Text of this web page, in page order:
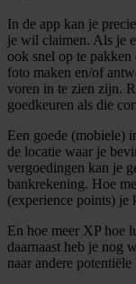
In de app kan je
je wil claimen. Als je
ook snel op te
foto maken en/of
voren in te zien zijn.
goedkeuren als die
Een goede (mobiele)
de locatie waar je
vergoedingen kan je
bankrekening. Hoe
(experience points) je
En hoe meer XP hoe
daarnaast heb je nog
naar andere potentiële